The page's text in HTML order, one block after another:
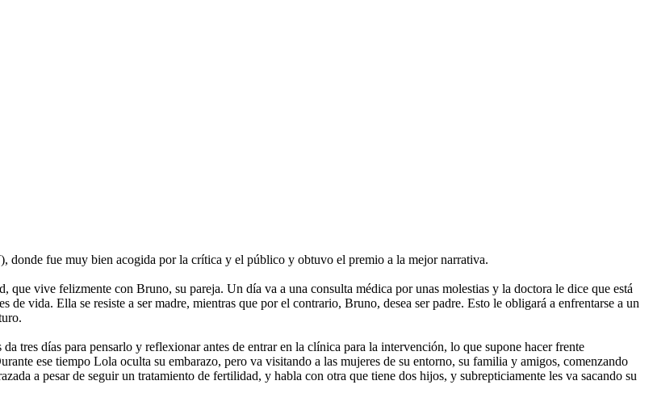
fue muy bien acogida por la crítica y el público y obtuvo el premio a la mejor narrativa.
que vive felizmente con Bruno, su pareja. Un día va a una consulta médica por unas molestias y la doctora le dice que está
de vida. Ella se resiste a ser madre, mientras que por el contrario, Bruno, desea ser padre. Esto le obligará a enfrentarse a un
tres días para pensarlo y reflexionar antes de entrar en la clínica para la intervención, lo que supone hacer frente
ese tiempo Lola oculta su embarazo, pero va visitando a las mujeres de su entorno, su familia y amigos, comenzando
a pesar de seguir un tratamiento de fertilidad, y habla con otra que tiene dos hijos, y subrepticiamente les va sacando su